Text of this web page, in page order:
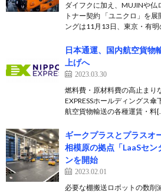
ダイフクに加え、MUJINや仏
トナー契約 「ユニクロ」を
ングは11月13日、東京・有
日本通運、国内航空貨物
上げへ
2023.03.30
燃料費・原材料費の高止まり
EXPRESSホールディングス
航空貨物輸送の各種運賃・料
ギークプラスとプラスオ
相模原の拠点「LaaSセ
ンを開始
2023.02.01
必要な棚搬送ロボットの数削